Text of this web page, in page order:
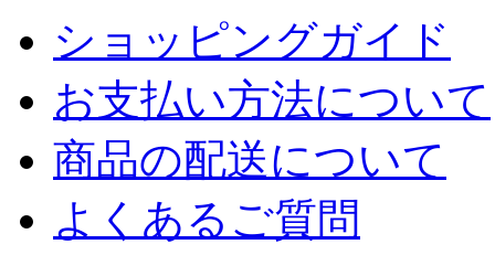
ショッピングガイド
お支払い方法について
商品の配送について
よくあるご質問